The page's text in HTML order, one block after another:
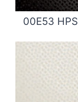
00E53 HPS